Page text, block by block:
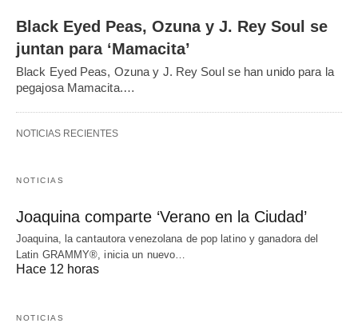
Black Eyed Peas, Ozuna y J. Rey Soul se
juntan para ‘Mamacita’
Black Eyed Peas, Ozuna y J. Rey Soul se han unido para la
pegajosa Mamacita.…
NOTICIAS RECIENTES
NOTICIAS
Joaquina comparte ‘Verano en la Ciudad’
Joaquina, la cantautora venezolana de pop latino y ganadora del
Latin GRAMMY®, inicia un nuevo…
Hace 12 horas
NOTICIAS